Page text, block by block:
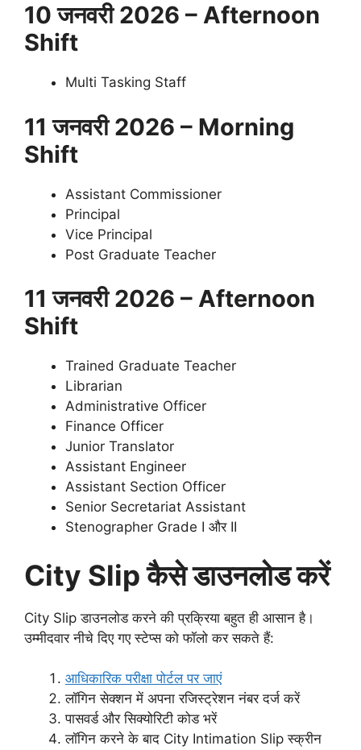
10 जनवरी 2026 – Afternoon
Shift
Multi Tasking Staff
11 जनवरी 2026 – Morning
Shift
Assistant Commissioner
Principal
Vice Principal
Post Graduate Teacher
11 जनवरी 2026 – Afternoon
Shift
Trained Graduate Teacher
Librarian
Administrative Officer
Finance Officer
Junior Translator
Assistant Engineer
Assistant Section Officer
Senior Secretariat Assistant
Stenographer Grade I और II
City Slip कैसे डाउनलोड करें
City Slip डाउनलोड करने की प्रक्रिया बहुत ही आसान है।
उम्मीदवार नीचे दिए गए स्टेप्स को फॉलो कर सकते हैं:
आधिकारिक परीक्षा पोर्टल पर जाएं
लॉगिन सेक्शन में अपना रजिस्ट्रेशन नंबर दर्ज करें
पासवर्ड और सिक्योरिटी कोड भरें
लॉगिन करने के बाद City Intimation Slip स्क्रीन